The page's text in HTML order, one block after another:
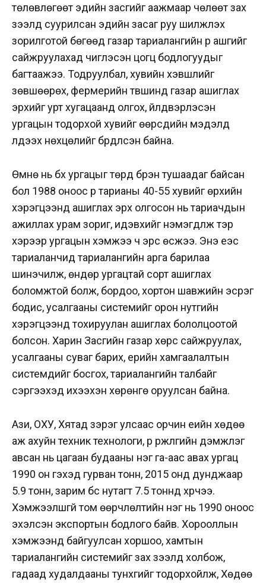
төлөвлөгөөт эдийн засгийг аажмаар чөлөөт зах
зээлд суурилсан эдийн засаг руу шилжүүлэх
зорилготой бөгөөд газар тариалангийн үр ашгийг
сайжруулахад чиглэсэн цогц бодлогуудыг
багтаажээ. Тодруулбал, хувийн хэвшлийг
зөвшөөрөх, фермерийн түвшинд газар ашиглах
эрхийг урт хугацаанд олгох, үйлдвэрлэсэн
ургацын тодорхой хувийг өөрсдийн мэдэлд
үлдээх нөхцөлийг бүрдүүлсэн байна.
Өмнө нь бүх ургацыг төрд бүрэн тушаадаг байсан
бол 1988 оноос үр тарианы 40-55 хувийг өрхийн
хэрэгцээнд ашиглах эрх олгосон нь тариачдын
ажиллах урам зориг, идэвхийг нэмэгдүүлж тэр
хэрээр ургацын хэмжээ ч эрс өсжээ. Энэ үеэс
тариаланчид тариалангийн арга барилаа
шинэчилж, өндөр ургацтай сорт ашиглах
боломжтой болж, бордоо, хортон шавжийн эсрэг
бодис, усалгааны системийг орон нутгийн
хэрэгцээнд тохируулан ашиглах бололцоотой
болсон. Харин Засгийн газар хөрс сайжруулах,
усалгааны суваг барих, үерийн хамгаалалтын
системүүдийг босгох, тариалангийн талбайг
сэргээхэд ихээхэн хөрөнгө оруулсан байна.
Ази, ОХУ, Хятад зэрэг улсаас орчин үеийн хөдөө
аж ахуйн техник технологи, үр үржүүлгийн дэмжлэг
авсан нь цагаан будааны нэг га-аас авах ургац
1990 он гэхэд гурван тонн, 2015 онд дунджаар
5.9 тонн, зарим бүс нутагт 7.5 тоннд хүрчээ.
Хэмжээлшгүй том өөрчлөлтийн нэг нь 1990 оноос
эхэлсэн экспортын бодлого байв. Хорооллын
хэмжээнд байгуулсан хоршоо, хамтын
тариалангийн системийг зах зээлд холбож,
гадаад худалдааны тунхгийг тодорхойлж, Хөдөө